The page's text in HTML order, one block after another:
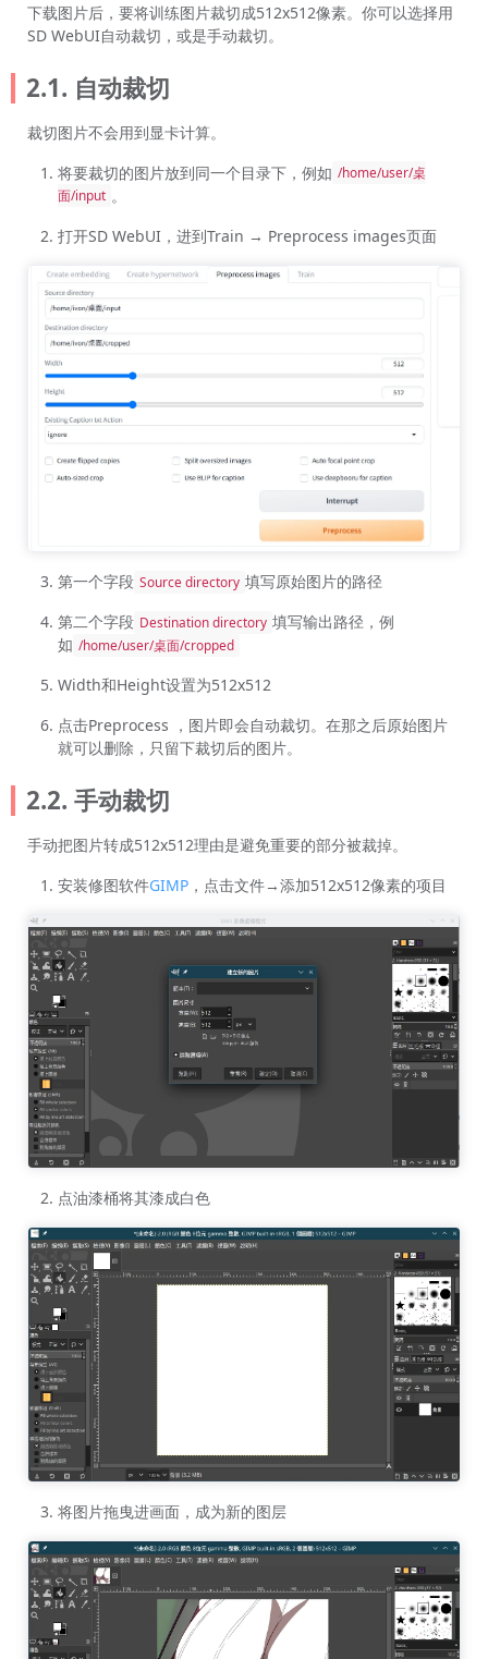
下载图片后，要将训练图片裁切成512x512像素。你可以选择用
SD WebUI自动裁切，或是手动裁切。
2.1. 自动裁切
裁切图片不会用到显卡计算。
将要裁切的图片放到同一个目录下，例如 /home/user/桌
面/input 。
打开SD WebUI，进到Train → Preprocess images页面
第一个字段 Source directory 填写原始图片的路径
第二个字段 Destination directory 填写输出路径，例
如 /home/user/桌面/cropped
Width和Height设置为512x512
点击Preprocess ，图片即会自动裁切。在那之后原始图片
就可以删除，只留下裁切后的图片。
2.2. 手动裁切
手动把图片转成512x512理由是避免重要的部分被裁掉。
安装修图软件GIMP ，点击文件→添加512x512像素的项目
点油漆桶将其漆成白色
将图片拖曳进画面，成为新的图层